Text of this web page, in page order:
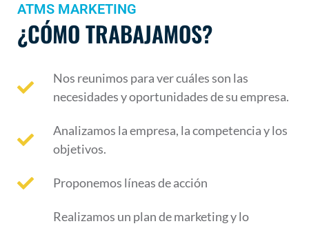
ATMS MARKETING
¿CÓMO TRABAJAMOS?
Nos reunimos para ver cuáles son las
necesidades y oportunidades de su empresa.
Analizamos la empresa, la competencia y los
objetivos.
Proponemos líneas de acción
Realizamos un plan de marketing y lo